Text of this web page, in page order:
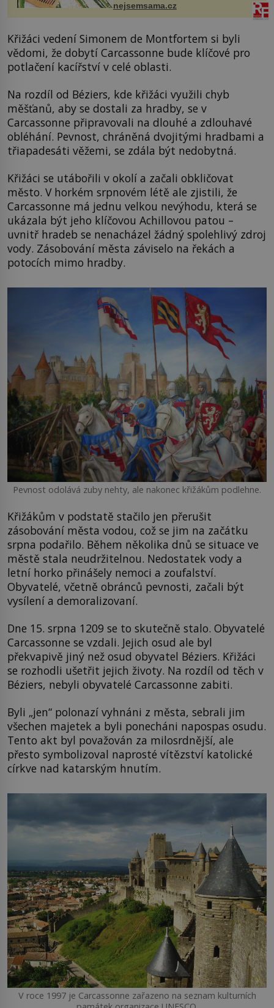
vlasy. ...
nejsemsama.cz
Křižáci vedení Simonem de Montfortem si byli
vědomi, že dobytí Carcassonne bude klíčové pro
potlačení kacířství v celé oblasti.
Na rozdíl od Béziers, kde křižáci využili chyb
měšťanů, aby se dostali za hradby, se v
Carcassonne připravovali na dlouhé a zdlouhavé
obléhání. Pevnost, chráněná dvojitými hradbami a
třiapadesáti věžemi, se zdála být nedobytná.
Křižáci se utábořili v okolí a začali obkličovat
město. V horkém srpnovém létě ale zjistili, že
Carcassonne má jednu velkou nevýhodu, která se
ukázala být jeho klíčovou Achillovou patou –
uvnitř hradeb se nenacházel žádný spolehlivý zdroj
vody. Zásobování města záviselo na řekách a
potocích mimo hradby.
Pevnost odolává zuby nehty, ale nakonec křižákům podlehne.
Křižákům v podstatě stačilo jen přerušit
zásobování města vodou, což se jim na začátku
srpna podařilo. Během několika dnů se situace ve
městě stala neudržitelnou. Nedostatek vody a
letní horko přinášely nemoci a zoufalství.
Obyvatelé, včetně obránců pevnosti, začali být
vysílení a demoralizovaní.
Dne 15. srpna 1209 se to skutečně stalo. Obyvatelé
Carcassonne se vzdali. Jejich osud ale byl
překvapivě jiný než osud obyvatel Béziers. Křižáci
se rozhodli ušetřit jejich životy. Na rozdíl od těch v
Béziers, nebyli obyvatelé Carcassonne zabiti.
Byli „jen“ polonazí vyhnáni z města, sebrali jim
všechen majetek a byli ponecháni napospas osudu.
Tento akt byl považován za milosrdnější, ale
přesto symbolizoval naprosté vítězství katolické
církve nad katarským hnutím.
V roce 1997 je Carcassonne zařazeno na seznam kulturních